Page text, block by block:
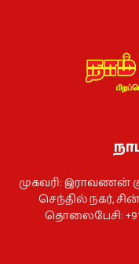
முகவரி: இராவணன்
செந்தில் நகர்,
தொலைபேசி: +91